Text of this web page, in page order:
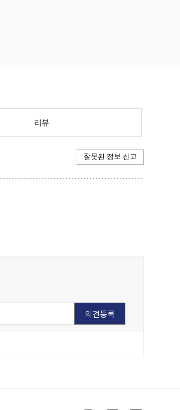
리뷰
잘못된 정보 신고